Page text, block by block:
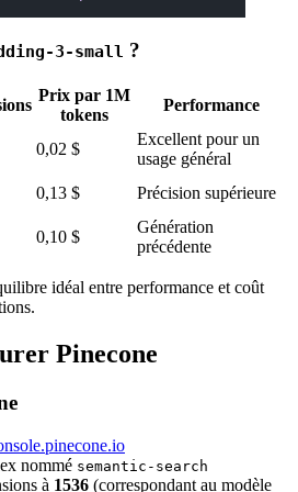
3-small ?
Prix par 1M
tokens
Performance
0,02 $
Excellent pour un
usage général
0,13 $
Précision supérieure
0,10 $
Génération
précédente
idéal entre performance et coût
Pinecone
nommé semantic-search
à 1536 (correspondant au modèle